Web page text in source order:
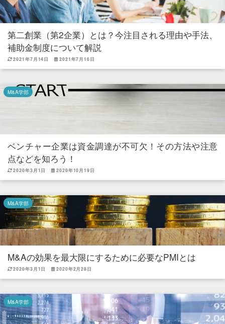
第二創業（第2企業）とは？今注目される理由や手法、
補助金制度について解説
2021年7月14日 2021年7月16日
M&A学部
ベンチャー企業は資金調達が不可欠！その方法や注意
点などを知ろう！
2020年3月1日 2020年10月19日
M&A学部
M&Aの効果を最大限にするために必要なPMIとは
2020年3月1日 2020年2月28日
M&A学部